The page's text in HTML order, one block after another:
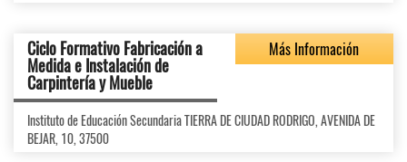
Ciclo Formativo Fabricación a
Medida e Instalación de
Carpintería y Mueble
Más Información
Instituto de Educación Secundaria TIERRA DE CIUDAD RODRIGO, AVENIDA DE
BEJAR, 10, 37500